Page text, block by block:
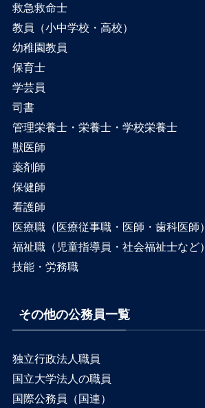
救急救命士
教員（小中学校・高校）
幼稚園教員
保育士
学芸員
司書
管理栄養士・栄養士・学校栄養士
獣医師
薬剤師
保健師
看護師
医療職（医療従事職・医師・歯科医師）
福祉職（児童指導員・社会福祉士など）
技能・労務職
その他の公務員一覧
独立行政法人職員
国立大学法人の職員
国際公務員（国連）